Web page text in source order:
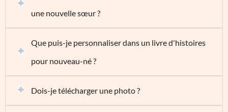
une nouvelle sœur ?
Que puis-je personnaliser dans un livre d'histoires
pour nouveau-né ?
Dois-je télécharger une photo ?